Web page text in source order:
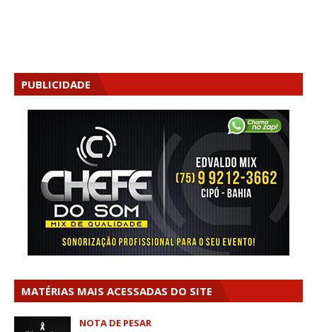
PUBLICIDADE
MATÉRIAS MAIS ACESSADAS DO SITE
NOTA DE PESAR